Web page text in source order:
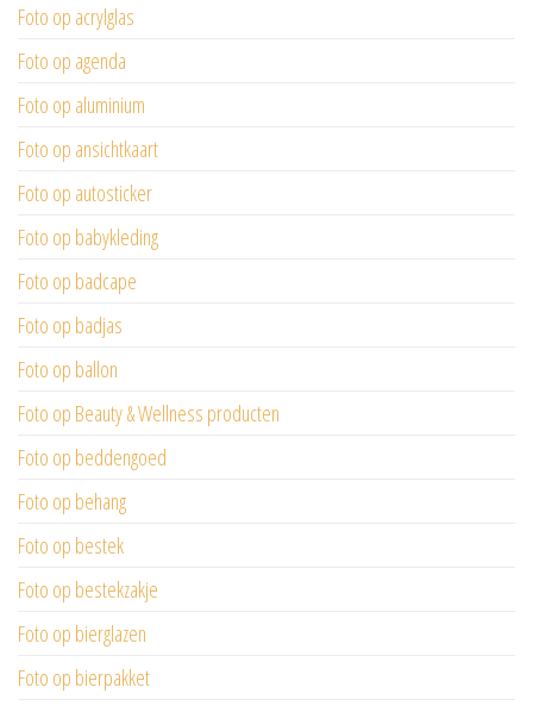
Foto op acrylglas
Foto op agenda
Foto op aluminium
Foto op ansichtkaart
Foto op autosticker
Foto op babykleding
Foto op badcape
Foto op badjas
Foto op ballon
Foto op Beauty & Wellness producten
Foto op beddengoed
Foto op behang
Foto op bestek
Foto op bestekzakje
Foto op bierglazen
Foto op bierpakket